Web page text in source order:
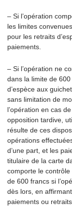
– Si l’opération
les limites
pour les retraits
paiements.
– Si l’opération ne
dans la limite de
d’espèce aux
sans limitation de
l’opération en cas
opposition tardive,
résulte de ces
opérations
d’une part, et les
titulaire de la carte
comporte le
de 600 francs si
dès lors, en
paiements ou